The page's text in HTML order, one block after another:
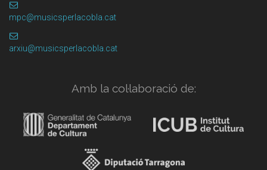
mpc@musicsperlacobla.cat
arxiu@musicsperlacobla.cat
Amb la col·laboració de: